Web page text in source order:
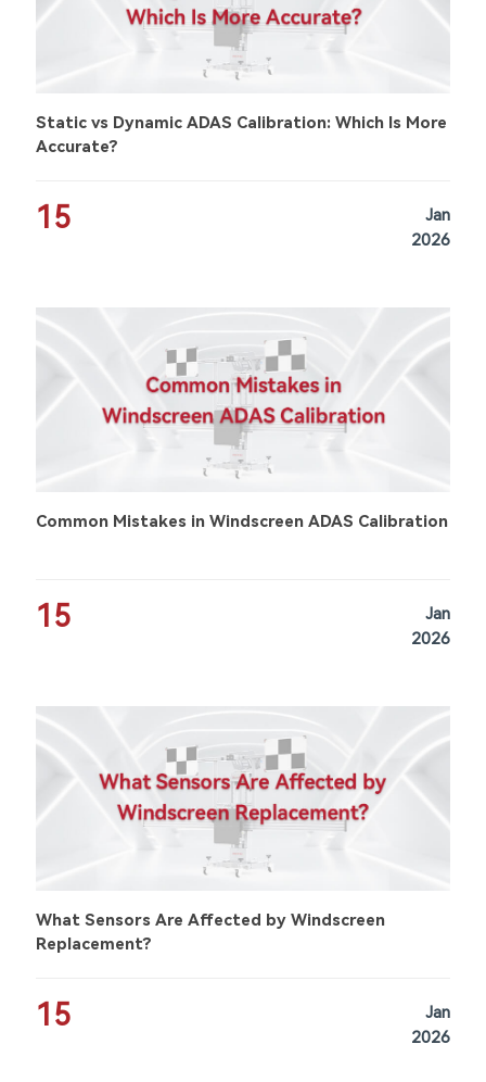
Static vs Dynamic ADAS Calibration: Which Is More
Accurate?
15
Jan
2026
Common Mistakes in Windscreen ADAS Calibration
15
Jan
2026
What Sensors Are Affected by Windscreen
Replacement?
15
Jan
2026